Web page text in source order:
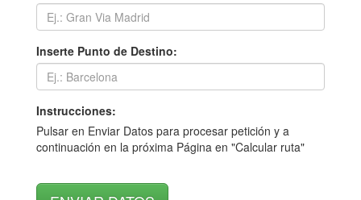
Inserte Punto de Destino:
Instrucciones:
Pulsar en Enviar Datos para procesar petición y a
continuación en la próxima Página en "Calcular ruta"